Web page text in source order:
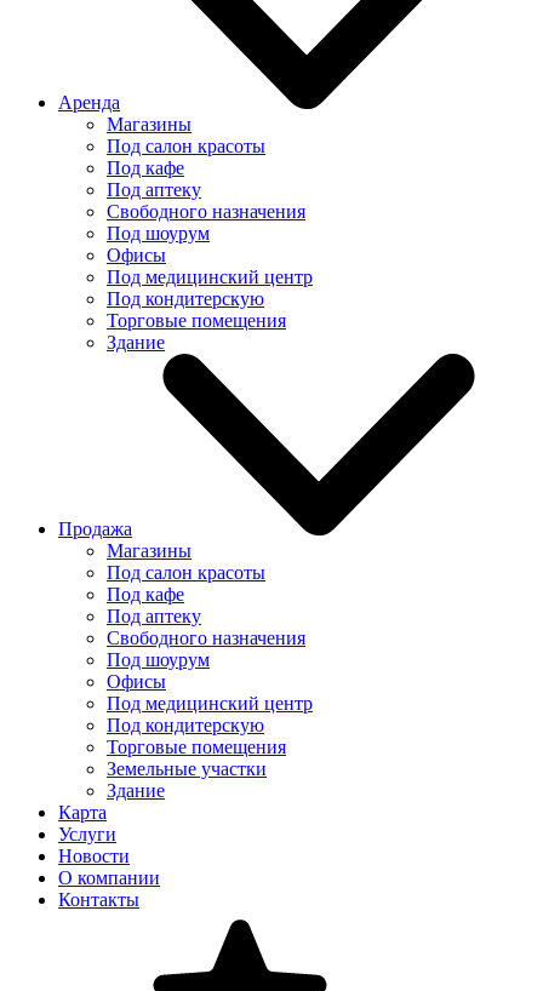
Аренда
Магазины
Под салон красоты
Под кафе
Под аптеку
Свободного назначения
Под шоурум
Офисы
Под медицинский центр
Под кондитерскую
Торговые помещения
Здание
Продажа
Магазины
Под салон красоты
Под кафе
Под аптеку
Свободного назначения
Под шоурум
Офисы
Под медицинский центр
Под кондитерскую
Торговые помещения
Земельные участки
Здание
Карта
Услуги
Новости
О компании
Контакты